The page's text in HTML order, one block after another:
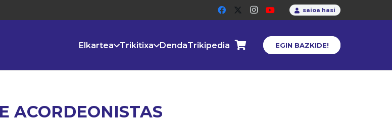
saioa hasi
Elkartea Trikitixa DendaTrikipedia EGIN BAZKIDE!
ACORDEONISTAS